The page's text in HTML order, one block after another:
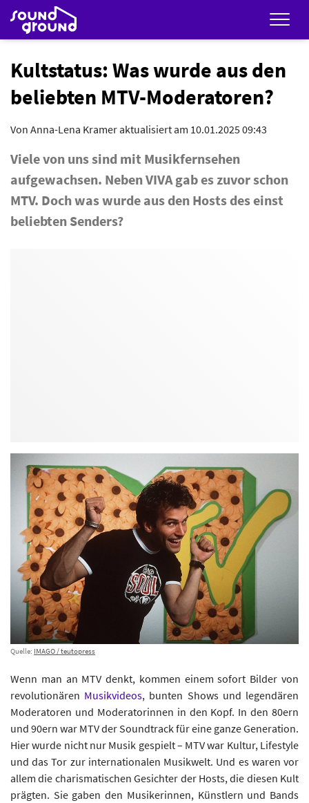
Kultstatus: Was wurde aus den
beliebten MTV-Moderatoren?
Von Anna-Lena Krameraktualisiert am 10.01.2025 09:43
Viele von uns sind mit Musikfernsehen
aufgewachsen. Neben VIVA gab es zuvor schon
MTV. Doch was wurde aus den Hosts des einst
beliebten Senders?
Quelle: IMAGO / teutopress
Wenn man an MTV denkt, kommen einem sofort Bilder von
revolutionären Musikvideos, bunten Shows und legendären
Moderatoren und Moderatorinnen in den Kopf. In den 80ern
und 90ern war MTV der Soundtrack für eine ganze Generation.
Hier wurde nicht nur Musik gespielt – MTV war Kultur, Lifestyle
und das Tor zur internationalen Musikwelt. Und es waren vor
allem die charismatischen Gesichter der Hosts, die diesen Kult
prägten. Sie gaben den Musikerinnen, Künstlern und Bands